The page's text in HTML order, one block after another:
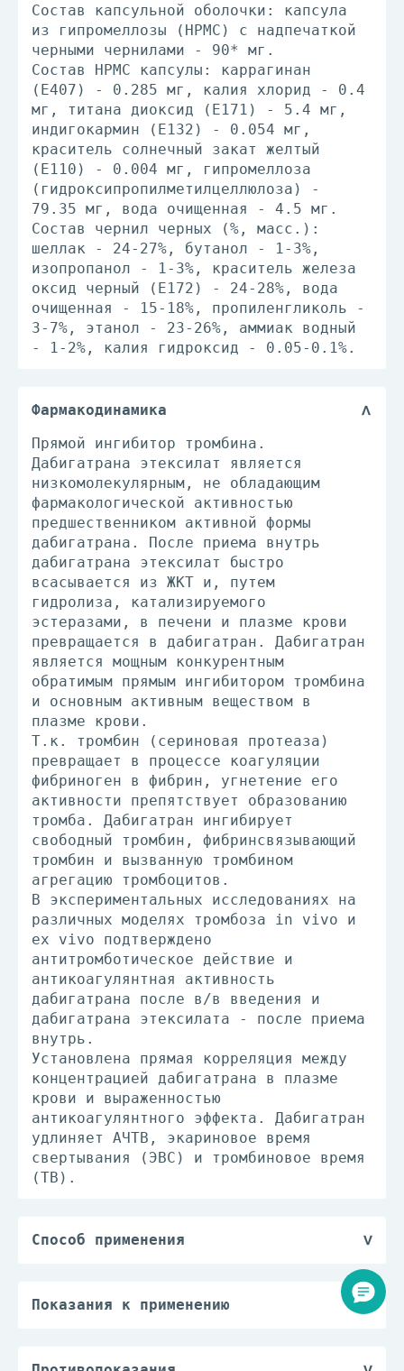
Состав капсульной оболочки: капсула
из гипромеллозы (HPMC) с надпечаткой
черными чернилами - 90* мг.
Состав HPMC капсулы: каррагинан
(E407) - 0.285 мг, калия хлорид - 0.4
мг, титана диоксид (E171) - 5.4 мг,
индигокармин (Е132) - 0.054 мг,
краситель солнечный закат желтый
(E110) - 0.004 мг, гипромеллоза
(гидроксипропилметилцеллюлоза) -
79.35 мг, вода очищенная - 4.5 мг.
Состав чернил черных (%, масс.):
шеллак - 24-27%, бутанол - 1-3%,
изопропанол - 1-3%, краситель железа
оксид черный (E172) - 24-28%, вода
очищенная - 15-18%, пропиленгликоль -
3-7%, этанол - 23-26%, аммиак водный
- 1-2%, калия гидроксид - 0.05-0.1%.
Фармакодинамика
Прямой ингибитор тромбина.
Дабигатрана этексилат является
низкомолекулярным, не обладающим
фармакологической активностью
предшественником активной формы
дабигатрана. После приема внутрь
дабигатрана этексилат быстро
всасывается из ЖКТ и, путем
гидролиза, катализируемого
эстеразами, в печени и плазме крови
превращается в дабигатран. Дабигатран
является мощным конкурентным
обратимым прямым ингибитором тромбина
и основным активным веществом в
плазме крови.
Т.к. тромбин (сериновая протеаза)
превращает в процессе коагуляции
фибриноген в фибрин, угнетение его
активности препятствует образованию
тромба. Дабигатран ингибирует
свободный тромбин, фибринсвязывающий
тромбин и вызванную тромбином
агрегацию тромбоцитов.
В экспериментальных исследованиях на
различных моделях тромбоза in vivo и
ex vivo подтверждено
антитромботическое действие и
антикоагулянтная активность
дабигатрана после в/в введения и
дабигатрана этексилата - после приема
внутрь.
Установлена прямая корреляция между
концентрацией дабигатрана в плазме
крови и выраженностью
антикоагулянтного эффекта. Дабигатран
удлиняет АЧТВ, экариновое время
свертывания (ЭВС) и тромбиновое время
(ТВ).
Способ применения
или 2 раза/сут, независимо от времени
приема пищи, запивая стаканом воды
для облегчения прохождения препарата
Показания к применению
операций;